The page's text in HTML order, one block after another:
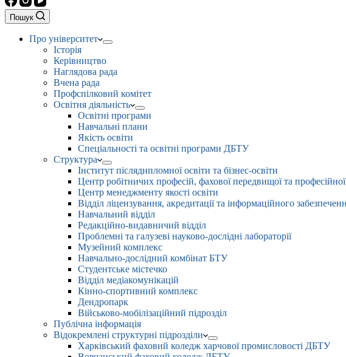
Пошук
Про університет
Історія
Керівництво
Наглядова рада
Вчена рада
Профспілковий комітет
Освітня діяльність
Освітні програми
Навчальні плани
Якість освіти
Спеціальності та освітні програми ДБТУ
Структура
Інститут післядипломної освіти та бізнес-освіти
Центр робітничих професій, фахової передвищої та професійної
Центр менеджменту якості освіти
Відділ ліцензування, акредитації та інформаційного
Навчальний відділ
Редакційно-видавничий відділ
Проблемні та галузеві науково-дослідні лабораторії
Музейний комплекс
Навчально-дослідний комбінат БТУ
Студентське містечко
Відділ медіакомунікацій
Кінно-спортивний комплекс
Дендропарк
Військово-мобілізаційний підрозділ
Публічна інформація
Відокремлені структурні підрозділи
Харківський фаховий коледж харчової промисловості ДБТУ